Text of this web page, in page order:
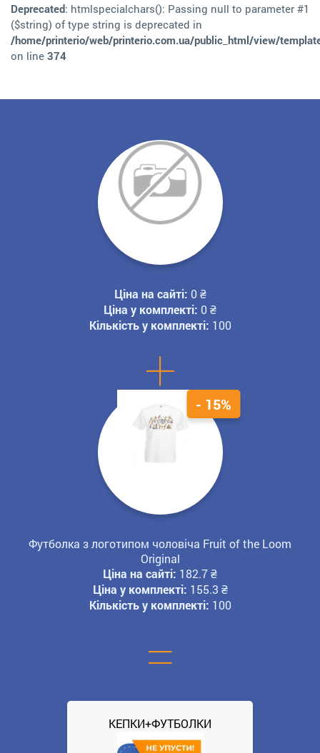
Deprecated: htmlspecialchars(): Passing null to parameter #1
($string) of type string is deprecated in
/home/printerio/web/printerio.com.ua/public_html/view/
on line 374
+
Ціна на сайті: 0 ₴
Ціна у комплекті: 0 ₴
Кількість у комплекті: 100
- 15%
Футболка з логотипом чоловіча Fruit of the Loom
Original
Ціна на сайті: 182.7₴
Ціна у комплекті: 155.3 ₴
Кількість у комплекті: 100
=
КЕПКИ+ФУТБОЛКИ